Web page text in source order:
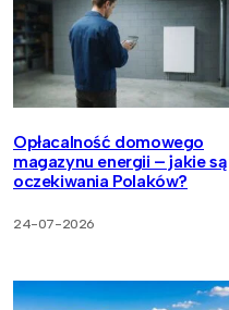
Opłacalność domowego
magazynu energii – jakie są
oczekiwania Polaków?
24-07-2026